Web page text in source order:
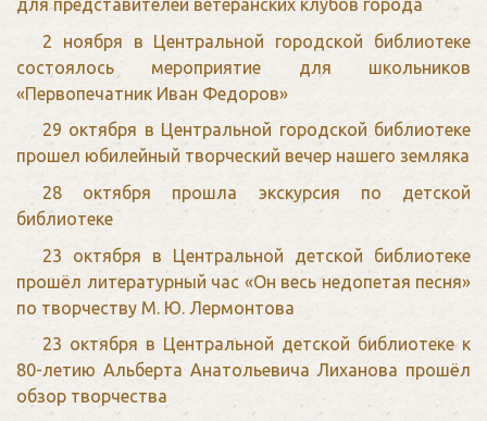
для представителей ветеранских клубов города
2 ноября в Центральной городской библиотеке
состоялось мероприятие для школьников
«Первопечатник Иван Федоров»
29 октября в Центральной городской библиотеке
прошел юбилейный творческий вечер нашего земляка
28 октября прошла экскурсия по детской
библиотеке
23 октября в Центральной детской библиотеке
прошёл литературный час «Он весь недопетая песня»
по творчеству М. Ю. Лермонтова
23 октября в Центральной детской библиотеке к
80-летию Альберта Анатольевича Лиханова прошёл
обзор творчества